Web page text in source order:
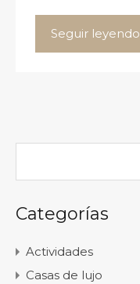
Seguir leyendo
Categorías
Actividades
Casas de lujo